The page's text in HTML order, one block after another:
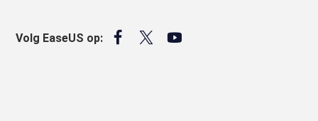
Volg EaseUS op:   